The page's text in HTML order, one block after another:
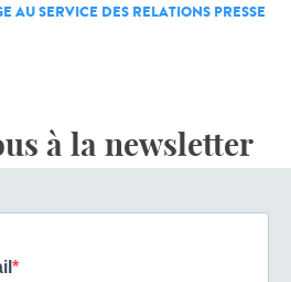
AU SERVICE DES RELATIONS PRESSE
à la newsletter